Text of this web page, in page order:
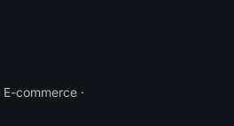
E-commerce ·